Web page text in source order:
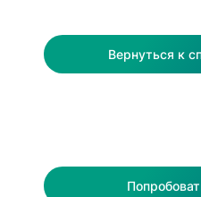
Вернуться к